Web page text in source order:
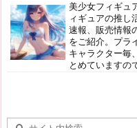
美少女フィギュ
ィギュアの推し
速報、販売情報
をご紹介。プラ
キャラクター毎
とめていますの